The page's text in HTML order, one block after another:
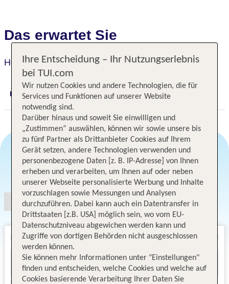
Das erwartet Sie
Hotel Lodomar Spa & Talasoterapia
Digitaler und telefonischer 24/7 TUI Service
Angebotsauswahl
Ihre Entscheidung – Ihr Nutzungserlebnis
bei TUI.com
Wir nutzen Cookies und andere Technologien, die für
Services und Funktionen auf unserer Website
notwendig sind.
Darüber hinaus und soweit Sie einwilligen und
„Zustimmen“ auswählen, können wir sowie unsere bis
zu fünf Partner als Drittanbieter Cookies auf Ihrem
Gerät setzen, andere Technologien verwenden und
personenbezogene Daten [z. B. IP-Adresse] von Ihnen
erheben und verarbeiten, um Ihnen auf oder neben
unserer Webseite personalisierte Werbung und Inhalte
vorzuschlagen sowie Messungen und Analysen
durchzuführen. Dabei kann auch ein Datentransfer in
Drittstaaten [z.B. USA] möglich sein, wo vom EU-
Datenschutzniveau abgewichen werden kann und
Zugriffe von dortigen Behörden nicht ausgeschlossen
werden können.
Sie können mehr Informationen unter "Einstellungen"
finden und entscheiden, welche Cookies und welche auf
Cookies basierende Verarbeitung Ihrer Daten Sie